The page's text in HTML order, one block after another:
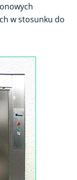
w stosunku do